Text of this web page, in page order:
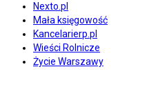
Nexto.pl
Mała księgowość
Kancelarierp.pl
Wieści Rolnicze
Życie Warszawy